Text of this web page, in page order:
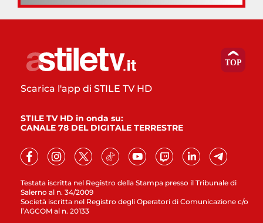
Testata iscritta nel Registro della Stampa presso il Tribunale di
Salerno al n. 34/2009
Società iscritta nel Registro degli Operatori di Comunicazione c/o
l’AGCOM al n. 20133
Scarica l'app di STILE TV HD
STILE TV HD in onda su:
CANALE 78 DEL DIGITALE TERRESTRE